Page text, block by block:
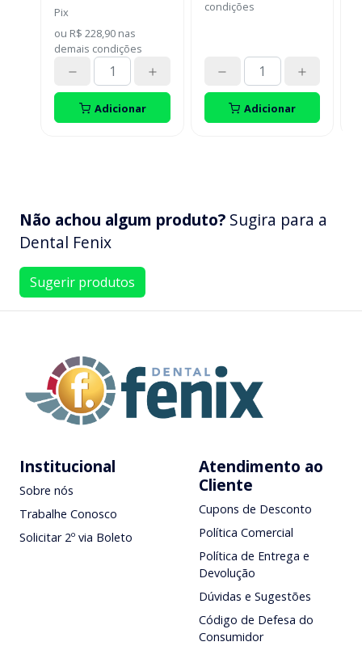
Pix
ou R$ 228,90 nas
demais condições
Adicionar
condições
Adicionar
Não achou algum produto? Sugira para a
Dental Fenix
Sugerir produtos
Institucional
Sobre nós
Trabalhe Conosco
Solicitar 2º via Boleto
Atendimento ao
Cliente
Cupons de Desconto
Política Comercial
Política de Entrega e
Devolução
Dúvidas e Sugestões
Código de Defesa do
Consumidor